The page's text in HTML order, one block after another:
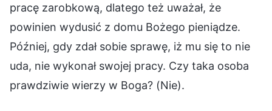
pracę zarobkową, dlatego też uważał, że
powinien wydusić z domu Bożego pieniądze.
Później, gdy zdał sobie sprawę, iż mu się to nie
uda, nie wykonał swojej pracy. Czy taka osoba
prawdziwie wierzy w Boga? (Nie).